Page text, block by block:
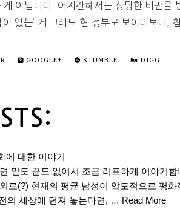
아닙니다. 어지간해서는 상당한 비판을
있는’ 게 그래도 현 정부로 보이다보니,
GOOGLE+ STUMBLE DIGG
에 대한 이야기
밑도 끝도 없어서 조금 러프하게 이야기
로(?) 현재의 평균 남성이 압도적으로 평
의 세상에 던져 놓는다면, … Read More